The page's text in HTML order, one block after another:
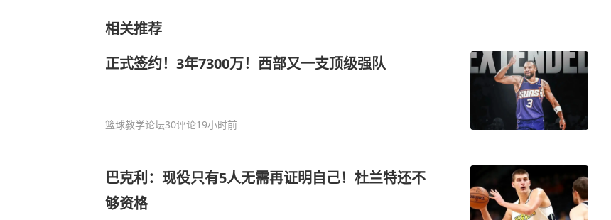
相关推荐
正式签约！3年7300万！西部又一支顶级强队
篮球教学论坛30评论19小时前
巴克利：现役只有5人无需再证明自己！杜兰特还不
够资格